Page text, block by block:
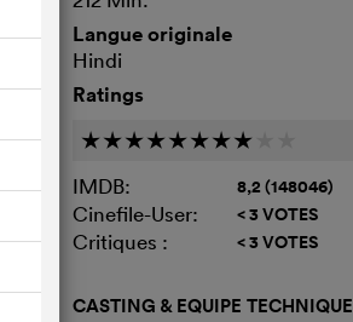
Langue originale
Hindi
Ratings
c c c c c c c c
IMDB:
8,2 (148046)
Cinefile-User: < 3 VOTES
Critiques : < 3 VOTES
CASTING & EQUIPE TECHNIQUE